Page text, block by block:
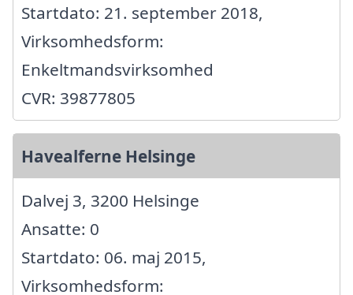
Startdato: 21. september 2018,
Virksomhedsform:
Enkeltmandsvirksomhed
CVR: 39877805
Havealferne Helsinge
Dalvej 3, 3200 Helsinge
Ansatte: 0
Startdato: 06. maj 2015,
Virksomhedsform: